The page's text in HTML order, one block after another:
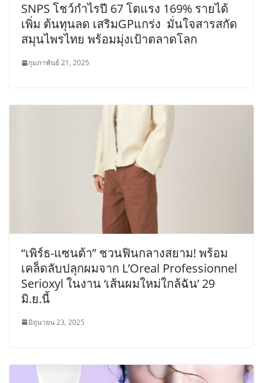
SNPS โชว์กำไรปี 67 โตแรง 169% รายได้
เพิ่ม ต้นทุนลด เสริมGPแกร่ง มั่นใจสารสกัด
สมุนไพรไทย พร้อมมุ่งเป้าตลาดโลก
กุมภาพันธ์ 21, 2025
“เพิร์ธ-แซนต้า” ชวนฟินกลางสยาม! พร้อม
เคล็ดลับปลุกผมจาก L’Oreal Professionnel
Serioxyl ในงาน ‘เส้นผมใหม่ใกล้ฉัน’ 29
มิ.ย.นี้
มิถุนายน 23, 2025